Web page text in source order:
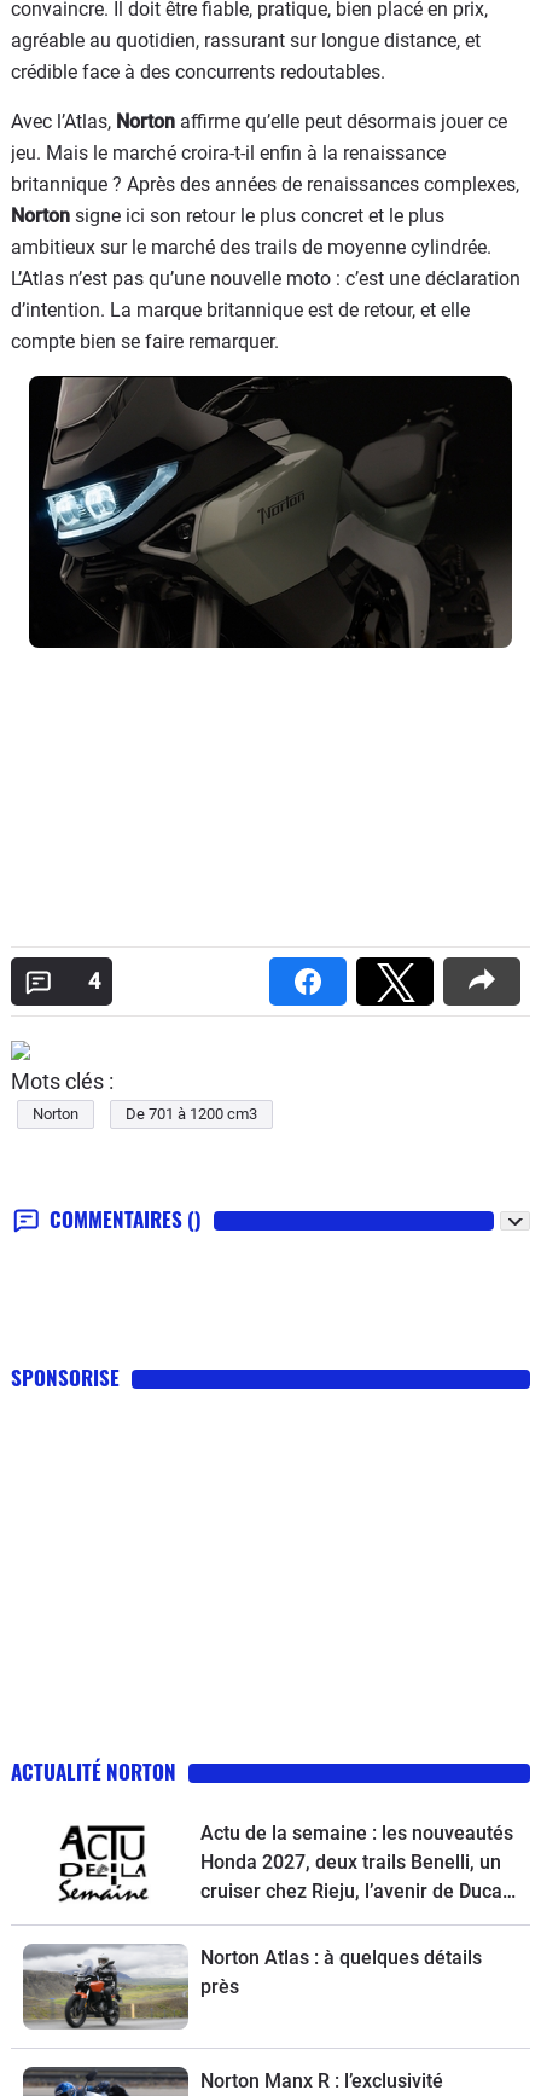
convaincre. Il doit être fiable, pratique, bien placé en prix,
agréable au quotidien, rassurant sur longue distance, et
crédible face à des concurrents redoutables.
Avec l’Atlas, Norton affirme qu’elle peut désormais jouer ce
jeu. Mais le marché croira-t-il enfin à la renaissance
britannique ? Après des années de renaissances complexes,
Norton signe ici son retour le plus concret et le plus
ambitieux sur le marché des trails de moyenne cylindrée.
L’Atlas n’est pas qu’une nouvelle moto : c’est une déclaration
d’intention. La marque britannique est de retour, et elle
compte bien se faire remarquer.
4
Mots clés :
Norton De 701 à 1200 cm3
COMMENTAIRES ()
SPONSORISE
ACTUALITÉ NORTON
Actu de la semaine : les nouveautés
Honda 2027, deux trails Benelli, un
cruiser chez Rieju, l’avenir de Ducati
et la Norton Atlas à l’essai
Norton Atlas : à quelques détails
près
Norton Manx R : l’exclusivité